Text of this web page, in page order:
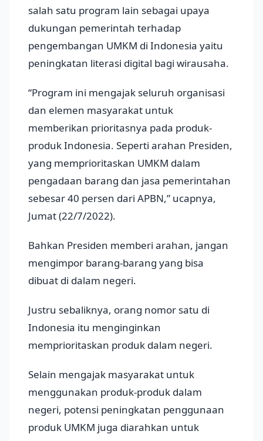
salah satu program lain sebagai upaya
dukungan pemerintah terhadap
pengembangan UMKM di Indonesia yaitu
peningkatan literasi digital bagi wirausaha.
“Program ini mengajak seluruh organisasi
dan elemen masyarakat untuk
memberikan prioritasnya pada produk-
produk Indonesia. Seperti arahan Presiden,
yang memprioritaskan UMKM dalam
pengadaan barang dan jasa pemerintahan
sebesar 40 persen dari APBN,” ucapnya,
Jumat (22/7/2022).
Bahkan Presiden memberi arahan, jangan
mengimpor barang-barang yang bisa
dibuat di dalam negeri.
Justru sebaliknya, orang nomor satu di
Indonesia itu menginginkan
memprioritaskan produk dalam negeri.
Selain mengajak masyarakat untuk
menggunakan produk-produk dalam
negeri, potensi peningkatan penggunaan
produk UMKM juga diarahkan untuk